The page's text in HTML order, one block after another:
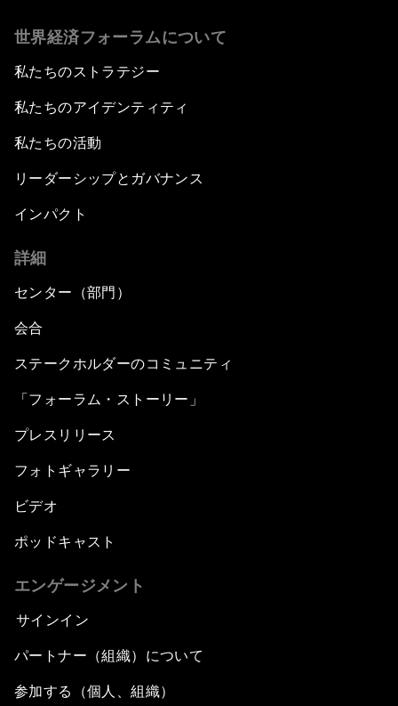
世界経済フォーラムについて
私たちのストラテジー
私たちのアイデンティティ
私たちの活動
リーダーシップとガバナンス
インパクト
詳細
センター（部門）
会合
ステークホルダーのコミュニティ
「フォーラム・ストーリー」
プレスリリース
フォトギャラリー
ビデオ
ポッドキャスト
エンゲージメント
サインイン
パートナー（組織）について
参加する（個人、組織）